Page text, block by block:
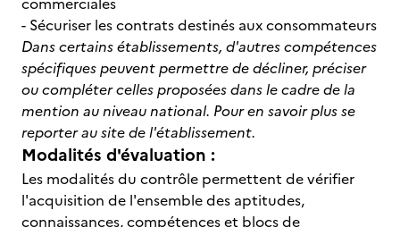
- Sécuriser les contrats destinés aux consommateurs
Dans certains établissements, d'autres compétences
spécifiques peuvent permettre de décliner, préciser
ou compléter celles proposées dans le cadre de la
mention au niveau national. Pour en savoir plus se
reporter au site de l'établissement.
Modalités d'évaluation :
Les modalités du contrôle permettent de vérifier
l'acquisition de l'ensemble des aptitudes,
connaissances, compétences et blocs de